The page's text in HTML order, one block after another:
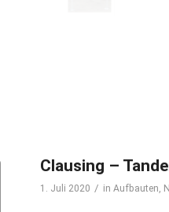
Clausing –
1. Juli 2020 / inAufbauten